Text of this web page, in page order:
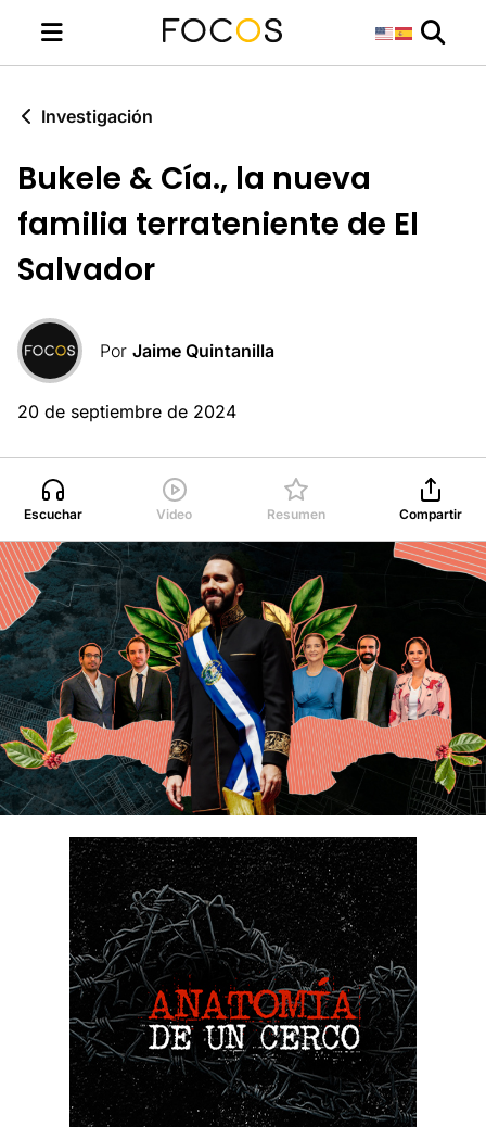
Investigación
Bukele & Cía., la nueva
familia terrateniente de El
Salvador
Por Jaime Quintanilla
20 de septiembre de 2024
Escuchar Video Resumen Compartir